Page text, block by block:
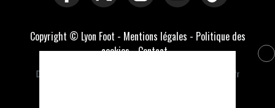
Copyright © Lyon Foot - Mentions légales - Politique des
cookies-Contact-
Domaines officiels : lyonfootball.fr